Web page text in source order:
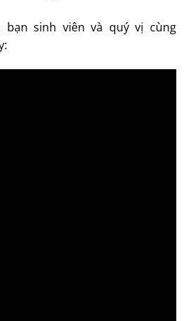
bạn sinh viên và quý vị cùng